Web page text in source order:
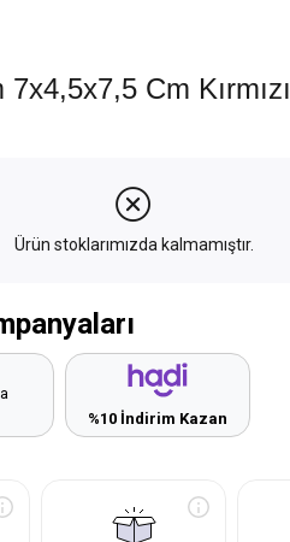
Cm Kırmızı
Ürün stoklarımızda kalmamıştır.
%10 İndirim Kazan